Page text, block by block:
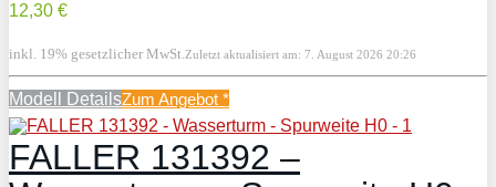
12,30 €
inkl. 19% gesetzlicher MwSt.Zuletzt aktualisiert am: 7. August 2026 20:26
Modell DetailsZum Angebot *
FALLER 131392 –